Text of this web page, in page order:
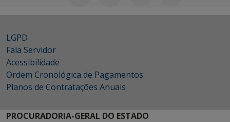
LGPD
Fala Servidor
Acessibilidade
Ordem Cronológica de Pagamentos
Planos de Contratações Anuais
PROCURADORIA-GERAL DO ESTADO